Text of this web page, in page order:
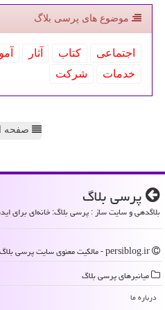
موضوع های پرسی بلاگ
اجتماعی كتاب آثار
خدمات
شركت
صفحه
پرسی بلاگ
بلاگدهی و سایت ساز : پرسی بلاگ: خانه‌ای برای
میانبرهای پرسی بلاگ
درباره ما